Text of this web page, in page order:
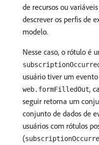
de recursos ou
descrever os perfis de
modelo.
Nesse caso, o rótulo é
usuário tiver um
web.formFilledOut,
seguir retorna um
conjunto de dados de
usuários com rótulos
(